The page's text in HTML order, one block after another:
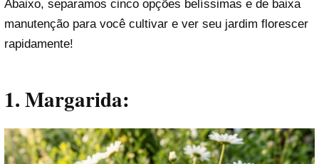
Abaixo, separamos cinco opções belíssimas e de baixa
manutenção para você cultivar e ver seu jardim florescer
rapidamente!
1. Margarida: